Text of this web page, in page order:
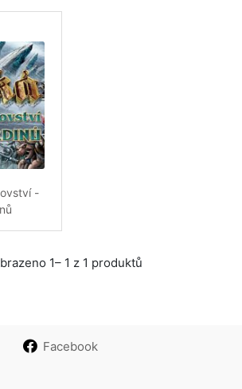
-
1– 1 z 1 produktů
Facebook